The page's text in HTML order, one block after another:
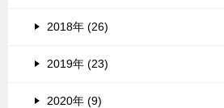
2018年 (26)
2019年 (23)
2020年 (9)